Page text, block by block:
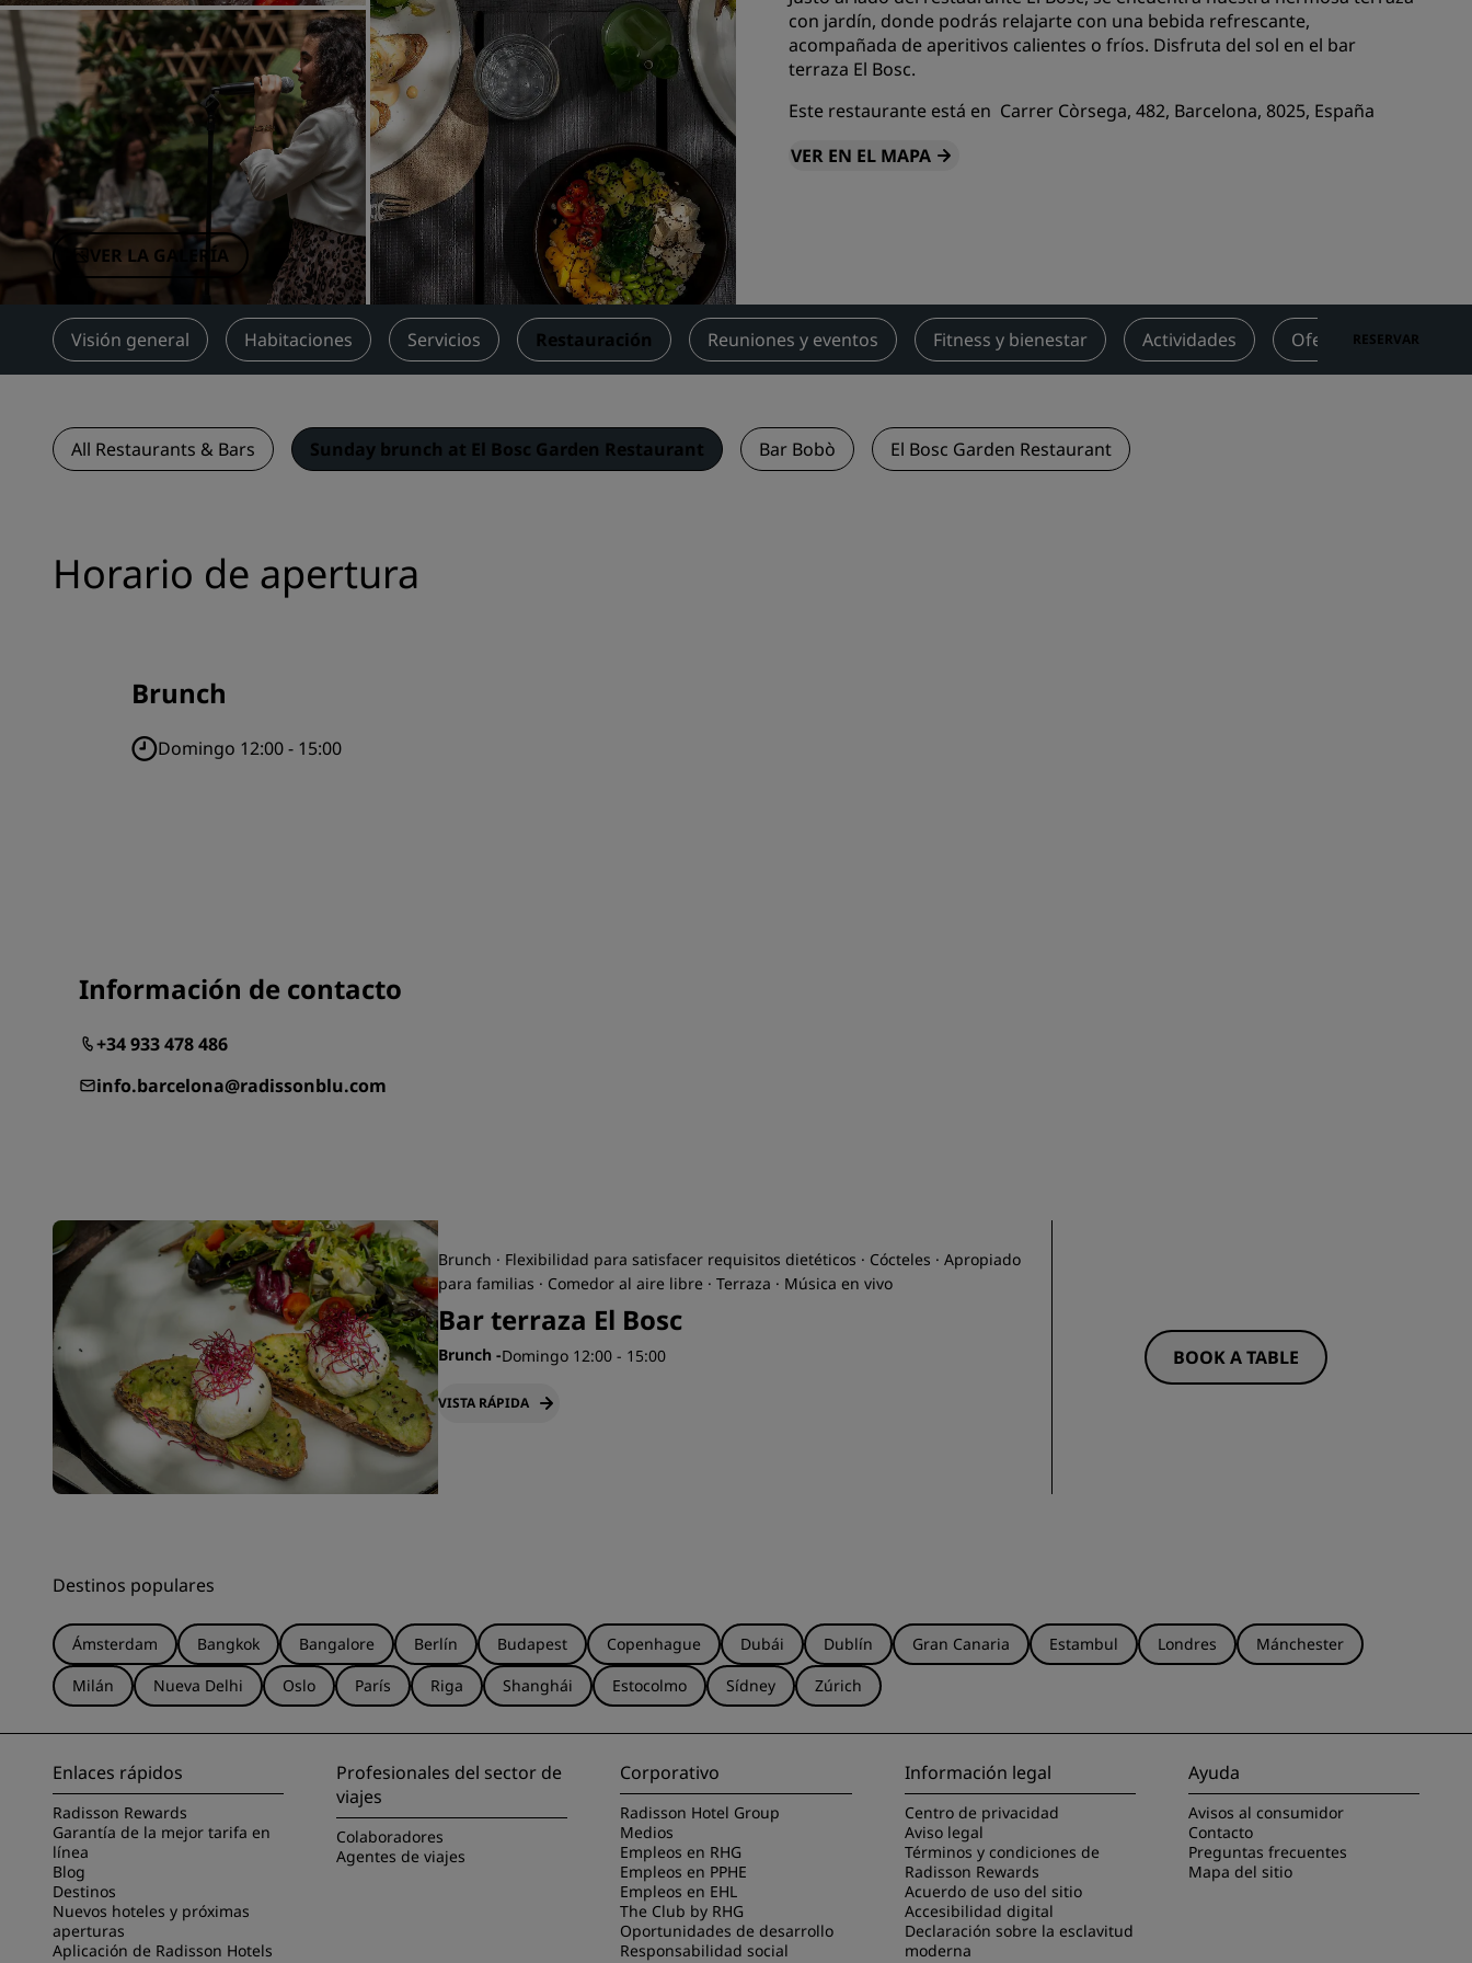
Marcas afiliadas en China
Reserva un espacio de reuniones
Solicita un presupuesto
Soluciones sectoriales
Buscar restaurantes
Aplicación de Radisson Hotels
Espacios para celebración de
bodas
Estancias para equipos
Radisson Rewards
Descubre Radisson Rewards
Ventajas
VER LA GALERÍA
con jardín, donde podrás relajarte con una bebida refrescante,
acompañada de aperitivos calientes o fríos. Disfruta del sol en el bar
terraza El Bosc.
Este restaurante está en Carrer Còrsega, 482, Barcelona, 8025, España
VER EN EL MAPA
Visión general Habitaciones Servicios Restauración Reuniones y eventos Fitness y bienestar Actividades OfertasRESERVAR
All Restaurants & Bars Sunday brunch at El Bosc Garden Restaurant Bar Bobò El Bosc Garden Restaurant
Horario de apertura
Brunch
Domingo 12:00 - 15:00
Información de contacto
+34 933 478 486
info.barcelona@radissonblu.com
Brunch · Flexibilidad para satisfacer requisitos dietéticos · Cócteles · Apropiado
para familias · Comedor al aire libre · Terraza · Música en vivo
Bar terraza El Bosc
Brunch -Domingo 12:00 - 15:00
VISTA RÁPIDA
BOOK A TABLE
Destinos populares
Ámsterdam Bangkok Bangalore Berlín Budapest Copenhague Dubái Dublín Gran Canaria Estambul Londres
Mánchester
Milán
Nueva Delhi Oslo París Riga Shanghái Estocolmo Sídney Zúrich
Enlaces rápidos
Radisson Rewards
Garantía de la mejor tarifa en
línea
Blog
Destinos
Nuevos hoteles y próximas
aperturas
Aplicación de Radisson Hotels
Profesionales del sector de
viajes
Colaboradores
Agentes de viajes
Corporativo
Radisson Hotel Group
Medios
Empleos en RHG
Empleos en PPHE
Empleos en EHL
The Club by RHG
Oportunidades de desarrollo
Responsabilidad social
Información legal
Centro de privacidad
Aviso legal
Términos y condiciones de
Radisson Rewards
Acuerdo de uso del sitio
Accesibilidad digital
Declaración sobre la esclavitud
moderna
Ayuda
Avisos al consumidor
Contacto
Preguntas frecuentes
Mapa del sitio